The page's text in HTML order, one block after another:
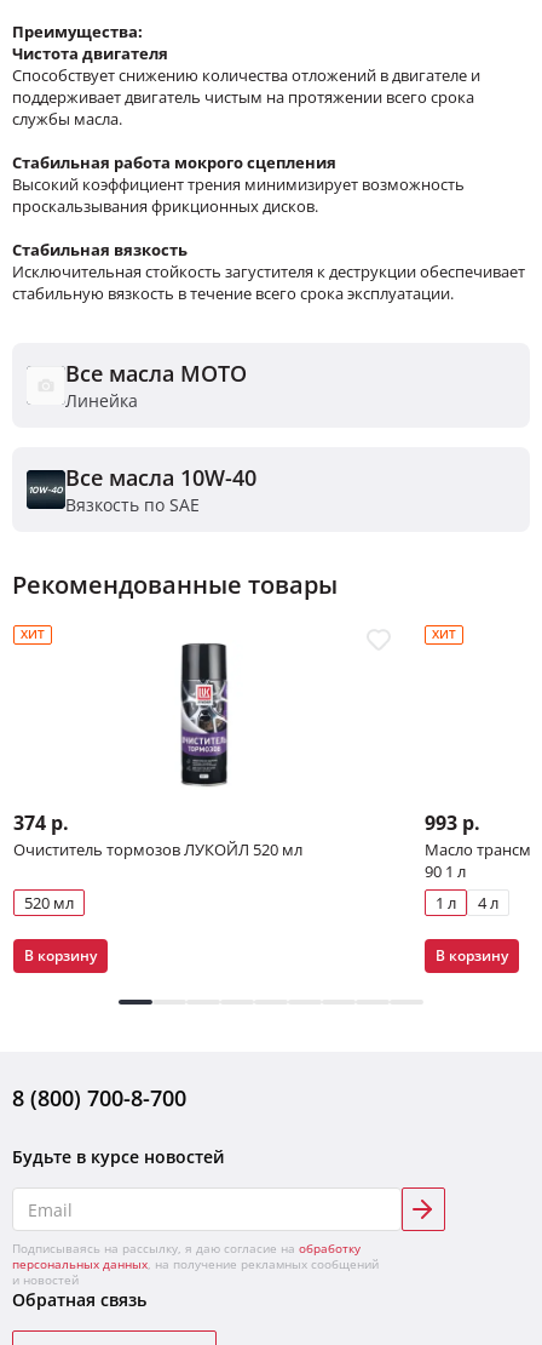
Преимущества:
Чистота двигателя
Способствует снижению количества отложений в двигателе и
поддерживает двигатель чистым на протяжении всего срока
службы масла.
Стабильная работа мокрого сцепления
Высокий коэффициент трения минимизирует возможность
проскальзывания фрикционных дисков.
Стабильная вязкость
Исключительная стойкость загустителя к деструкции обеспечивает
стабильную вязкость в течение всего срока эксплуатации.
Все масла MOTO
Линейка
Все масла 10W-40
Вязкость по SAE
Рекомендованные товары
ХИТ
374 р.
Очиститель тормозов ЛУКОЙЛ 520 мл
520 мл
В корзину
ХИТ
993 р.
Масло
90 1 л
1 л
4 л
В корзину
8 (800) 700-8-700
Будьте в курсе новостей
Подписываясь на рассылку, я даю согласие на обработку
персональных данных, на получение рекламных сообщений
и новостей
Обратная связь